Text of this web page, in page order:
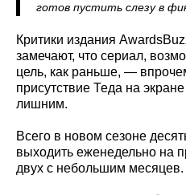
готов пустить слезу в
Критики издания
замечают, что сериал,
цель, как раньше, —
присутствие Теда на
лишним.
Всего в новом сезоне
выходить еженедельно на
двух с небольшим месяцев.